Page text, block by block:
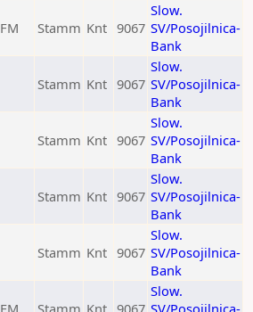
FM Stamm Knt 9067
Slow.
SV/Posojilnica-
Bank
Stamm Knt 9067
Slow.
SV/Posojilnica-
Bank
Stamm Knt 9067
Slow.
SV/Posojilnica-
Bank
Stamm Knt 9067
Slow.
SV/Posojilnica-
Bank
Stamm Knt 9067
Slow.
SV/Posojilnica-
Bank
FM Stamm Knt 9067
Slow.
SV/Posojilnica-